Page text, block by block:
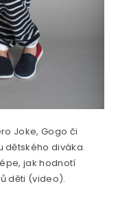
Joke, Gogo či
dětského diváka.
jak hodnotí
děti (video).